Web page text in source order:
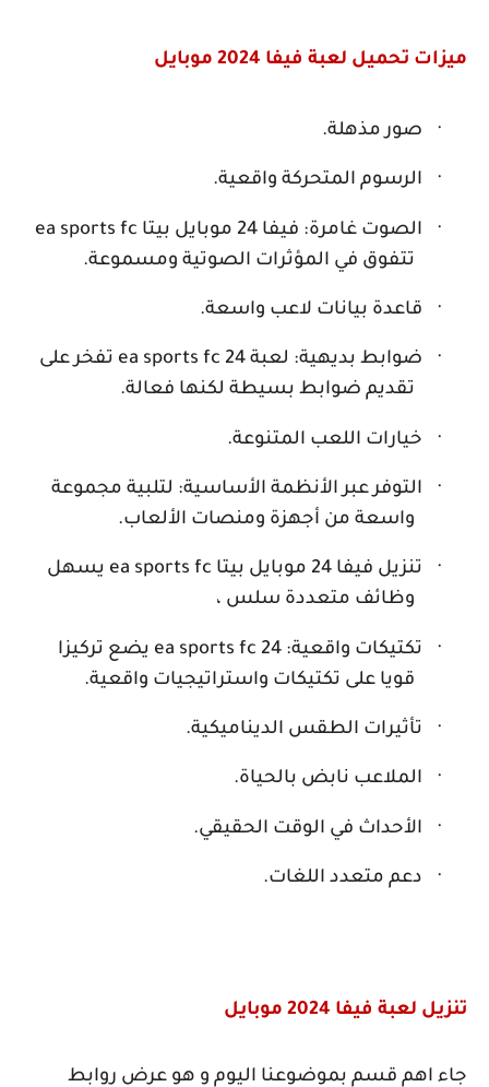
ميزات تحميل لعبة فيفا 2024 موبايل
· صور مذهلة.
· الرسوم المتحركة واقعية.
· الصوت غامرة: فيفا 24 موبايل بيتا
ea sports fc
تتفوق في المؤثرات الصوتية ومسموعة.
· قاعدة بيانات لاعب واسعة.
· ضوابط بديهية: لعبة ea sports fc 24 تفخر على
تقديم ضوابط بسيطة لكنها فعالة.
· خيارات اللعب المتنوعة.
·
التوفر عبر الأنظمة الأساسية: لتلبية مجموعة
واسعة من أجهزة ومنصات الألعاب.
· تنزيل فيفا 24 موبايل بيتا ea sports fc يسهل
وظائف متعددة سلس ،
· تكتيكات واقعية: ea sports fc 24 يضع تركيزا
قويا على تكتيكات واستراتيجيات واقعية.
· تأثيرات الطقس الديناميكية.
· الملاعب نابض بالحياة.
· الأحداث في الوقت الحقيقي.
· دعم متعدد اللغات.
تنزيل لعبة فيفا 2024 موبايل
جاء اهم قسم بموضوعنا اليوم و هو عرض روابط